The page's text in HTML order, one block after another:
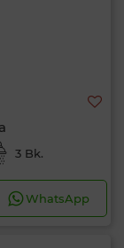
3 Bk.
WhatsApp